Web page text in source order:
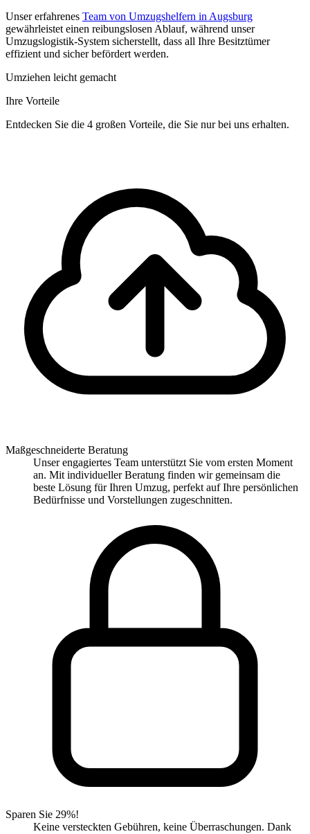
Unser erfahrenes Team von Umzugshelfern in Augsburg
gewährleistet einen reibungslosen Ablauf, während unser
Umzugslogistik-System sicherstellt, dass all Ihre Besitztümer
effizient und sicher befördert werden.
Umziehen leicht gemacht
Ihre Vorteile
Entdecken Sie die 4 großen Vorteile, die Sie nur bei uns erhalten.
Maßgeschneiderte Beratung
Unser engagiertes Team unterstützt Sie vom ersten Moment
an. Mit individueller Beratung finden wir gemeinsam die
beste Lösung für Ihren Umzug, perfekt auf Ihre persönlichen
Bedürfnisse und Vorstellungen zugeschnitten.
Sparen Sie 29%!
Keine versteckten Gebühren, keine Überraschungen. Dank